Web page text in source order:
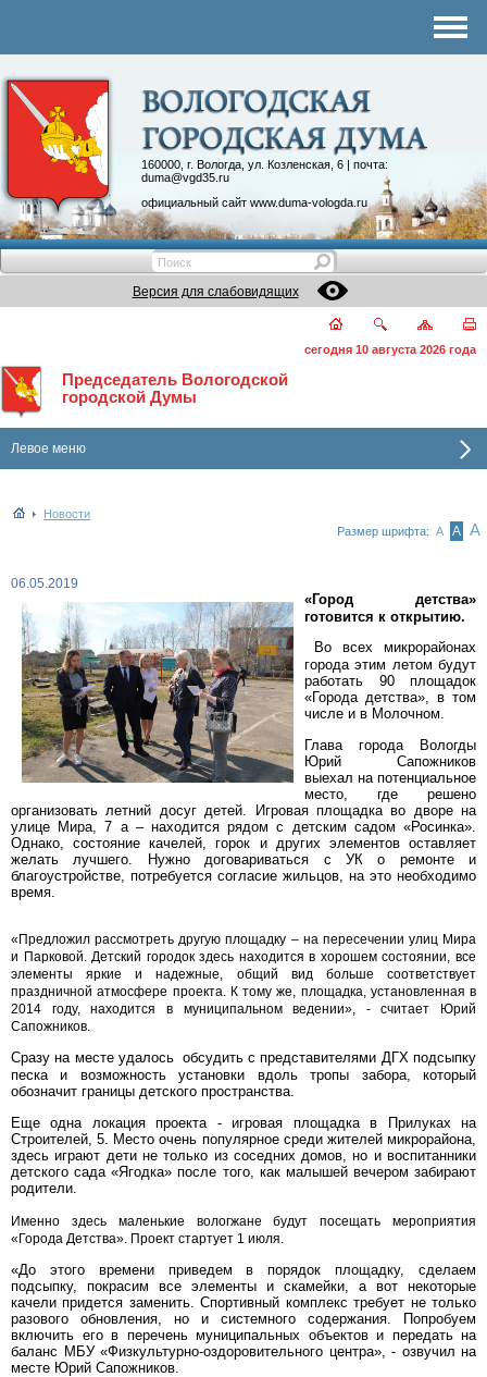
160000, г. Вологда, ул. Козленская, 6 | почта:
duma@vgd35.ru
официальный сайт www.duma-vologda.ru
Контакты
Депутатские объединения
Версия для слабовидящих
сегодня 10 августа 2026 года
Председатель Вологодской
городской Думы
Левое меню
Новости
Размер шрифта: А А А
06.05.2019
«Город детства»
готовится к открытию.
Во всех микрорайонах
города этим летом будут
работать 90 площадок
«Города детства», в том
числе и в Молочном.
Глава города Вологды
Юрий Сапожников
выехал на потенциальное
место, где решено
организовать летний досуг детей. Игровая площадка во дворе на
улице Мира, 7 а – находится рядом с детским садом «Росинка».
Однако, состояние качелей, горок и других элементов оставляет
желать лучшего. Нужно договариваться с УК о ремонте и
благоустройстве, потребуется согласие жильцов, на это необходимо
время.
«Предложил рассмотреть другую площадку – на пересечении улиц Мира
и Парковой. Детский городок здесь находится в хорошем состоянии, все
элементы яркие и надежные, общий вид больше соответствует
праздничной атмосфере проекта. К тому же, площадка, установленная в
2014 году, находится в муниципальном ведении», - считает Юрий
Сапожников.
Сразу на месте удалось обсудить с представителями ДГХ подсыпку
песка и возможность установки вдоль тропы забора, который
обозначит границы детского пространства.
Еще одна локация проекта - игровая площадка в Прилуках на
Строителей, 5. Место очень популярное среди жителей микрорайона,
здесь играют дети не только из соседних домов, но и воспитанники
детского сада «Ягодка» после того, как малышей вечером забирают
родители.
Именно здесь маленькие вологжане будут посещать мероприятия
«Города Детства». Проект стартует 1 июля.
«До этого времени приведем в порядок площадку, сделаем
подсыпку, покрасим все элементы и скамейки, а вот некоторые
качели придется заменить. Спортивный комплекс требует не только
разового обновления, но и системного содержания. Попробуем
включить его в перечень муниципальных объектов и передать на
баланс МБУ «Физкультурно-оздоровительного центра», - озвучил на
месте Юрий Сапожников.